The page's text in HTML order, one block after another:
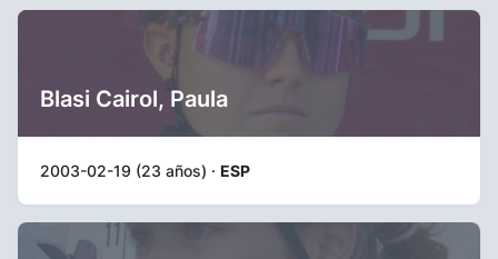
Blasi Cairol, Paula
2003-02-19 (23 años) · ESP